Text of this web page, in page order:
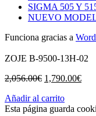
SIGMA 505 Y
NUEVO
Funciona gracias a
ZOJE B-9500-13H-02
2,056.00€ El
original
era:
1,790.00€El
es:
Añadir al carrito
Esta página guarda